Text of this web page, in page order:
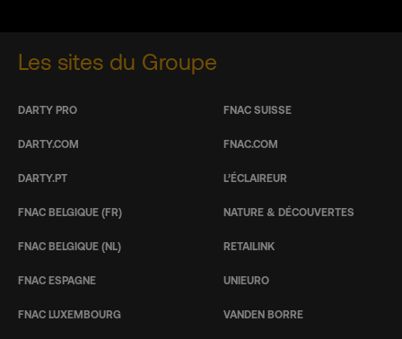
Les sites du Groupe
DARTY PRO
DARTY.COM
DARTY.PT
FNAC BELGIQUE (FR)
FNAC BELGIQUE (NL)
FNAC ESPAGNE
FNAC LUXEMBOURG
FNAC SUISSE
FNAC.COM
L’ÉCLAIREUR
NATURE & DÉCOUVERTES
RETAILINK
UNIEURO
VANDEN BORRE